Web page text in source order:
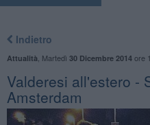
Indietro
Attualità Martedì 30 Dicembre 2014ore
Valderesi all'estero -
Amsterdam